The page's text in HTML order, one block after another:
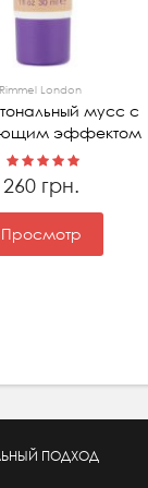
Rimmel London
мусс с
эффектом
260 грн.
Просмотр
ПОДХОД